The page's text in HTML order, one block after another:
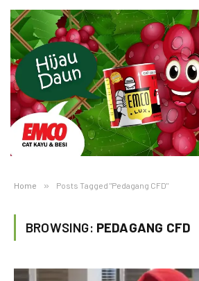
Home » Posts Tagged "Pedagang CFD"
BROWSING: PEDAGANG CFD